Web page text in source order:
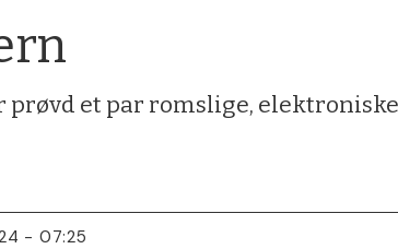
prøvd et par romslige,
- 07:25